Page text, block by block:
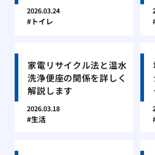
2026.03.24
トイレ
家電リサイクル法と温水
洗浄便座の関係を詳しく
解説します
2026.03.18
生活